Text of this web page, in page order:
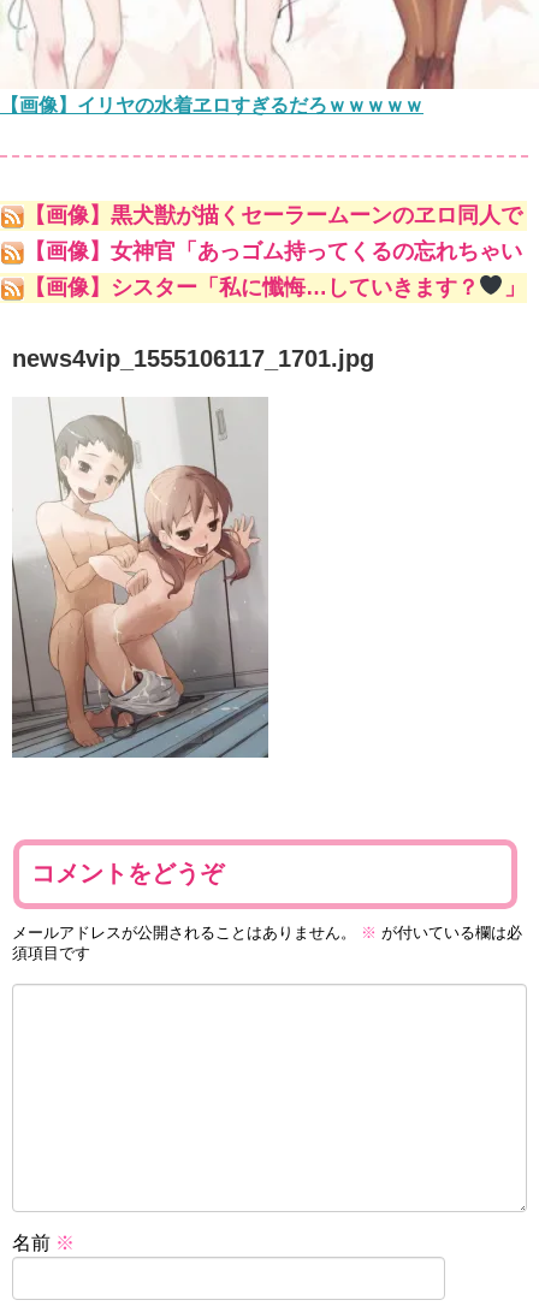
【画像】イリヤの水着ヱロすぎるだろｗｗｗｗｗ
【画像】黒犬獣が描くセーラームーンのヱロ同人で
一番抜けるキャラといえばｗｗｗｗｗｗ
【画像】女神官「あっゴム持ってくるの忘れちゃい
ました」ゴブリンスレイヤー「問題ない」ﾇﾌﾟﾌﾟ女
神官「やっ！な、生はダメ！あん///」
【画像】シスター「私に懺悔…していきます？ 」
news4vip_1555106117_1701.jpg
コメントをどうぞ
メールアドレスが公開されることはありません。 ※ が付いている欄は必
須項目です
名前 ※